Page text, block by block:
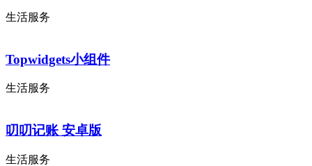
生活服务
Topwidgets小组件
生活服务
叨叨记账 安卓版
生活服务